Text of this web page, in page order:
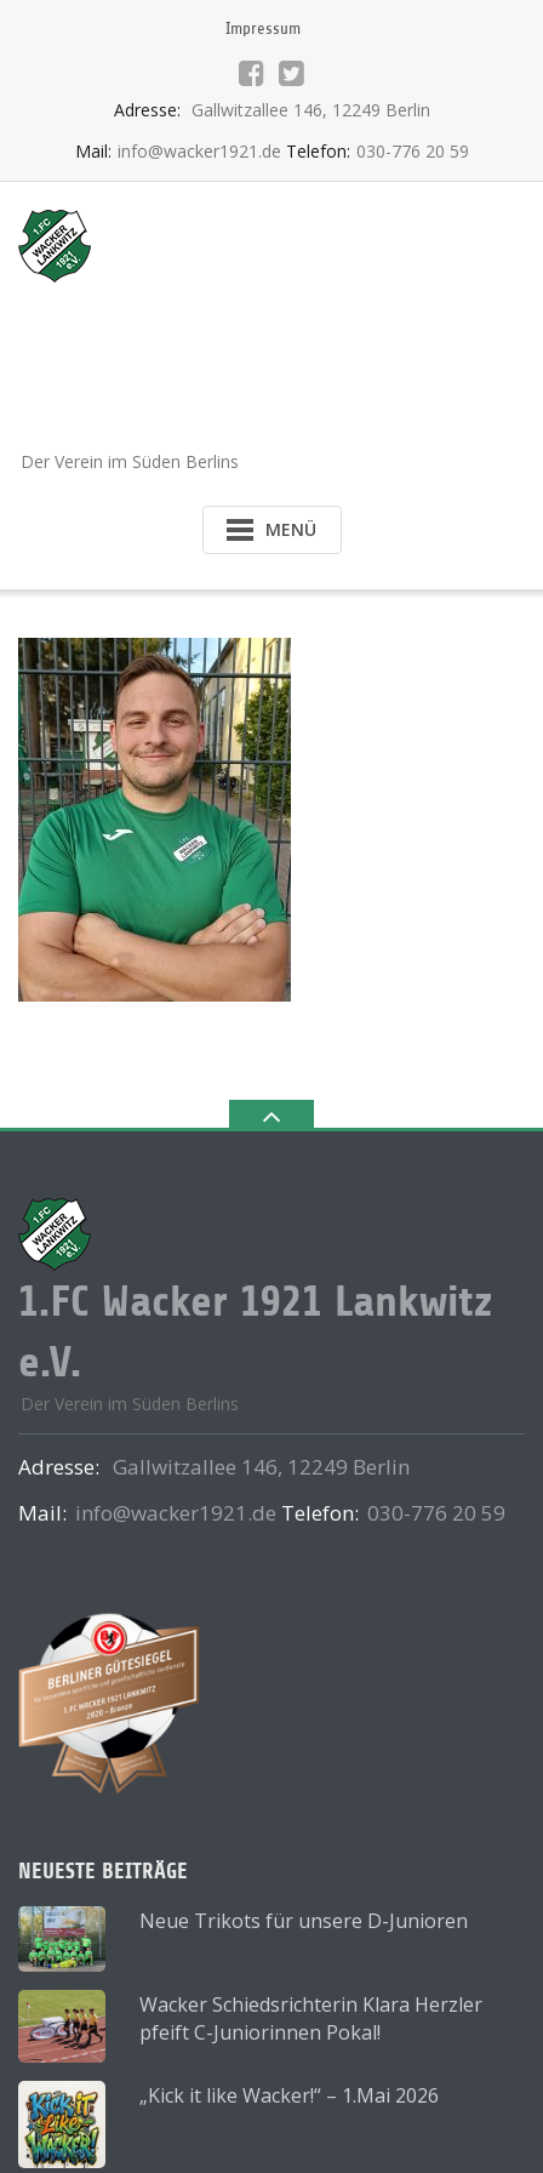
Impressum
Adresse: Gallwitzallee 146, 12249 Berlin
Mail: info@wacker1921.de Telefon: 030-776 20 59
Der Verein im Süden Berlins
MENÜ
1.FC Wacker 1921 Lankwitz
e.V.
Der Verein im Süden Berlins
Adresse: Gallwitzallee 146, 12249 Berlin
Mail: info@wacker1921.de Telefon: 030-776 20 59
NEUESTE BEITRÄGE
Neue Trikots für unsere D-Junioren
Wacker Schiedsrichterin Klara Herzler
pfeift C-Juniorinnen Pokal!
„Kick it like Wacker!“ – 1.Mai 2026